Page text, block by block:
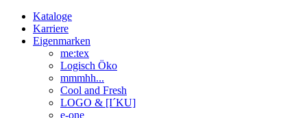
Kataloge
Karriere
Eigenmarken
me:tex
Logisch Öko
mmmhh...
Cool and Fresh
LOGO & [I´KU]
e-one